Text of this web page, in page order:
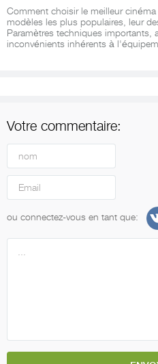
Comment choisir le meilleur
modèles les plus populaires, leur
Paramètres techniques importants,
inconvénients inhérents à
Votre commentaire:
ou connectez-vous en tant que: